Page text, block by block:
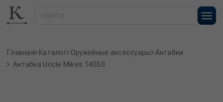
Главная Каталог Оружейные аксессуары
Антабки
Антабка Uncle Mikes 14050